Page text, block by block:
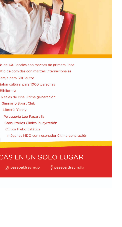
de la Fórmula 1
través de un panel de cinco
Premio de la F1 asigna
cada piloto según su
el fin de semana, por lo que
previa y, en caso de